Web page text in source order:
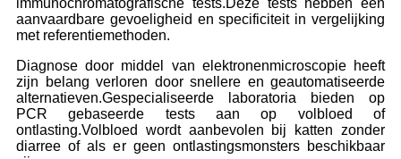
aanvaardbare gevoeligheid en specificiteit in vergelijking
met referentiemethoden.
Diagnose door middel van elektronenmicroscopie heeft
zijn belang verloren door snellere en geautomatiseerde
alternatieven.Gespecialiseerde laboratoria bieden op
PCR gebaseerde tests aan op volbloed of
ontlasting.Volbloed wordt aanbevolen bij katten zonder
diarree of als er geen ontlastingsmonsters beschikbaar